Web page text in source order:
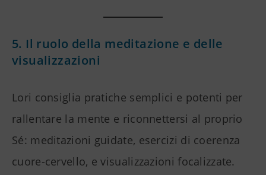
5. Il ruolo della meditazione e delle
visualizzazioni
Lori consiglia pratiche semplici e potenti per
rallentare la mente e riconnettersi al proprio
Sé: meditazioni guidate, esercizi di coerenza
cuore-cervello, e visualizzazioni focalizzate.